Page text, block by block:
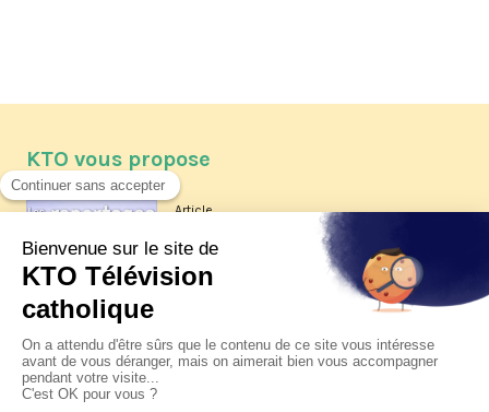
KTO vous propose
Article
Les reportages d'été 2026 de KTO
La visite pastorale du pape Léon
XIV à Assise à suivre sur KTO le
jeudi 6 août